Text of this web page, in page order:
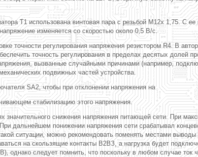
Т1 использована винтовая пара с резьбой М12х 1,75. С
изменяется со скоростью около 0,5 В/с.
точности регулирования напряжения резистором R4. В
точность регулирования в пределах десятых долей
вызванные случайными причинами (например,
подвижных частей устройства.
SA2, чтобы при отклонении напряжения на
стабилизацию этого напряжения.
снижения напряжения питающей сети. При
дальнейшем понижении напряжения сети срабатывал
ситуации, можно рекомендовать поменять местами
на скользящие контакты В2ВЗ, а нагрузка будет
однако следует помнить, что поскольку в любом случае